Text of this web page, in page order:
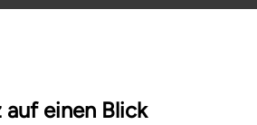
auf einen Blick